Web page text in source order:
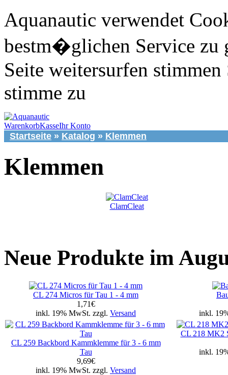
Aquanautic verwendet
bestm�glichen Service zu
Seite weitersurfen stimmen
stimme zu
WarenkorbKasseIhr Konto
Startseite » Katalog » Klemmen
Klemmen
ClamCleat
Neue Produkte im
CL 274 Micros für Tau 1 - 4 mm
1,71€
inkl. 19% MwSt. zzgl. Versand inkl.
CL 259 Backbord Kammklemme für 3 - 6 mm
Tau
9,69€
inkl. 19% MwSt. zzgl. Versand
CL 218 MK2
inkl.